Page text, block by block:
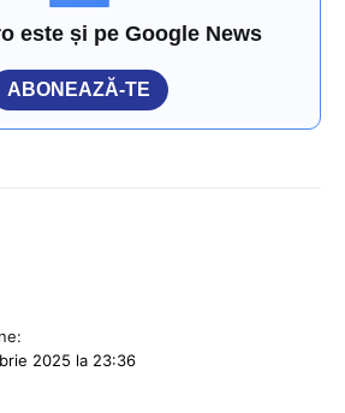
este și pe Google News
ABONEAZĂ-TE
2025 la 23:36